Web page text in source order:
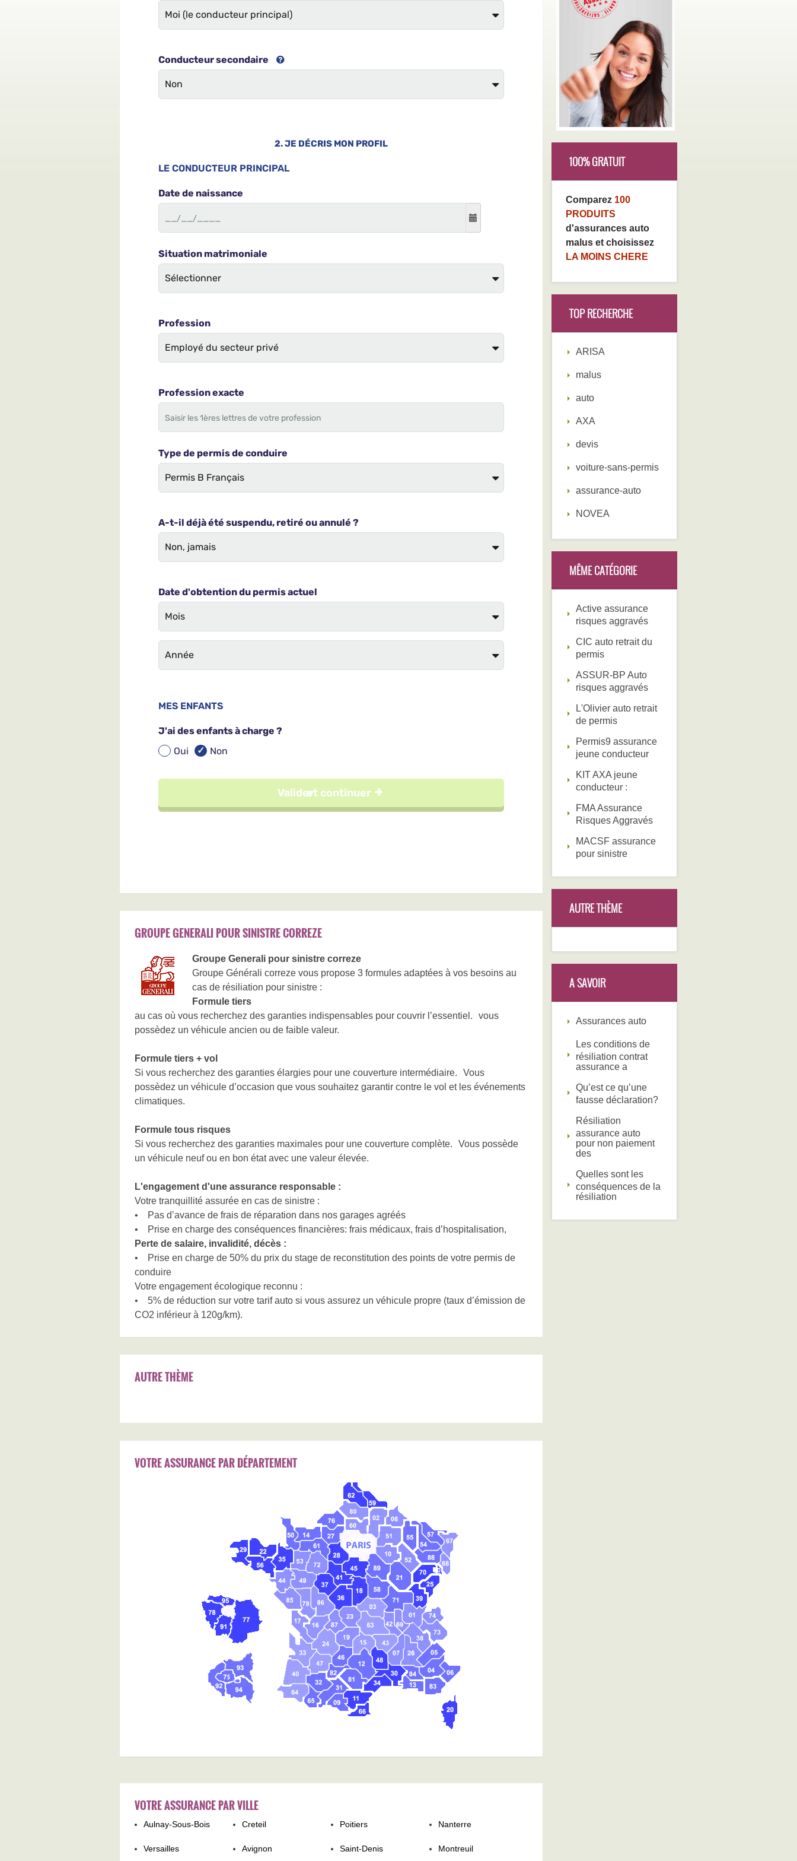
GROUPE GENERALI POUR SINISTRE CORREZE
Groupe Generali pour sinistre correze
Groupe Générali correze vous propose 3 formules adaptées à vos besoins au
cas de résiliation pour sinistre :
Formule tiers
au cas où vous recherchez des garanties indispensables pour couvrir l’essentiel. vous
possèdez un véhicule ancien ou de faible valeur.
Formule tiers + vol
Si vous recherchez des garanties élargies pour une couverture intermédiaire. Vous
possèdez un véhicule d’occasion que vous souhaitez garantir contre le vol et les événements
climatiques.
Formule tous risques
Si vous recherchez des garanties maximales pour une couverture complète. Vous possède
un véhicule neuf ou en bon état avec une valeur élevée.
L'engagement d'une assurance responsable :
Votre tranquillité assurée en cas de sinistre :
• Pas d’avance de frais de réparation dans nos garages agréés
• Prise en charge des conséquences financières: frais médicaux, frais d’hospitalisation,
Perte de salaire, invalidité, décès :
• Prise en charge de 50% du prix du stage de reconstitution des points de votre permis de
conduire
Votre engagement écologique reconnu :
• 5% de réduction sur votre tarif auto si vous assurez un véhicule propre (taux d’émission de
CO2 inférieur à 120g/km).
AUTRE THÈME
VOTRE ASSURANCE PAR DÉPARTEMENT
VOTRE ASSURANCE PAR VILLE
Aulnay-Sous-Bois Creteil Poitiers Nanterre
Versailles Avignon Saint-Denis Montreuil
100% GRATUIT
Comparez 100
PRODUITS
d'assurances auto
malus et choisissez
LA MOINS CHERE
TOP RECHERCHE
ARISA
malus
auto
AXA
devis
voiture-sans-permis
assurance-auto
NOVEA
MÊME CATÉGORIE
Active assurance
risques aggravés
CIC auto retrait du
permis
ASSUR-BP Auto
risques aggravés
L'Olivier auto retrait
de permis
Permis9 assurance
jeune conducteur
KIT AXA jeune
conducteur :
FMA Assurance
Risques Aggravés
MACSF assurance
pour sinistre
AUTRE THÈME
A SAVOIR
Assurances auto
Les conditions de
résiliation contrat
assurance a
Qu’est ce qu’une
fausse déclaration?
Résiliation
assurance auto
pour non paiement
des
Quelles sont les
conséquences de la
résiliation